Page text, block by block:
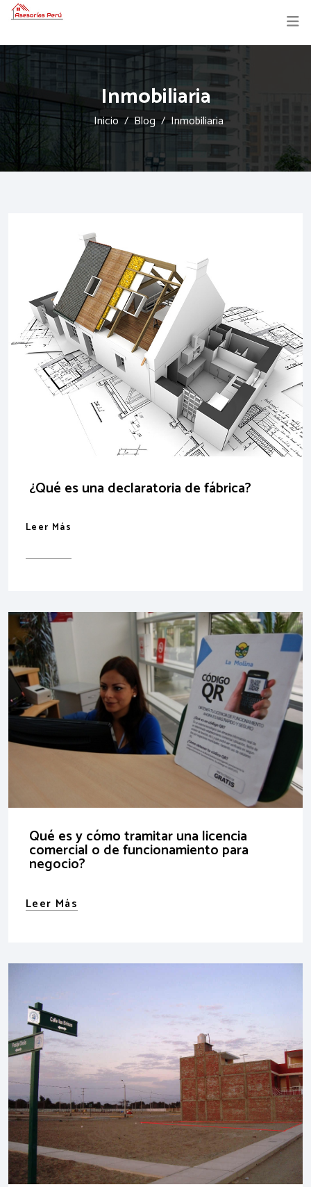
Inmobiliaria
Inicio Blog Inmobiliaria
¿Qué es una declaratoria de fábrica?
Leer Más
Qué es y cómo tramitar una licencia
comercial o de funcionamiento para
negocio?
Leer Más